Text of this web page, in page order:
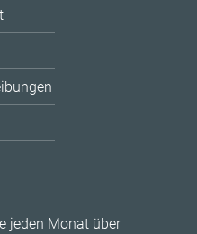
jeden Monat über